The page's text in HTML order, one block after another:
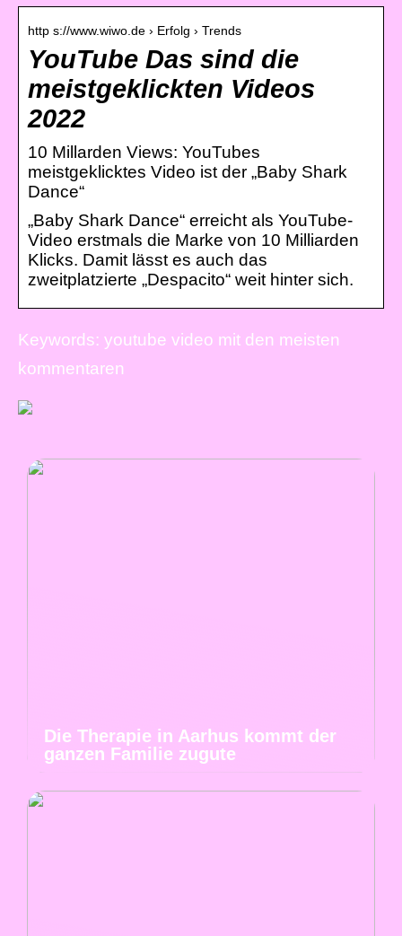
http s://www.wiwo.de › Erfolg › Trends
YouTube Das sind die
meistgeklickten Videos
2022
10 Millarden Views: YouTubes
meistgeklicktes Video ist der „Baby Shark
Dance“
„Baby Shark Dance“ erreicht als YouTube-
Video erstmals die Marke von 10 Milliarden
Klicks. Damit lässt es auch das
zweitplatzierte „Despacito“ weit hinter sich.
Keywords: youtube video mit den meisten
kommentaren
Die Therapie in Aarhus kommt der
ganzen Familie zugute